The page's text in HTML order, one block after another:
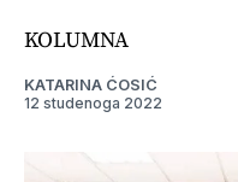
KOLUMNA
KATARINA ĆOSIĆ
12 studenoga 2022